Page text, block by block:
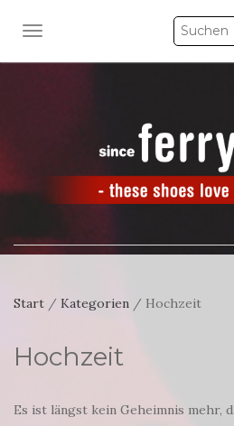
NAVIGATION UMSCHALTEN
Start / Kategorien / Hochzeit
Hochzeit
Es ist längst kein Geheimnis mehr,